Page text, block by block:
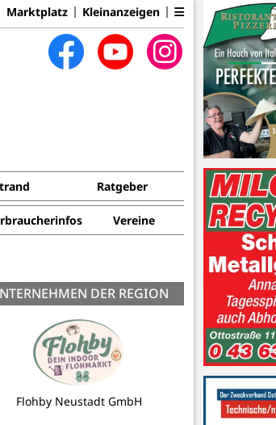
Marktplatz Kleinanzeigen
Ratgeber
Vereine
DER REGION
mbH